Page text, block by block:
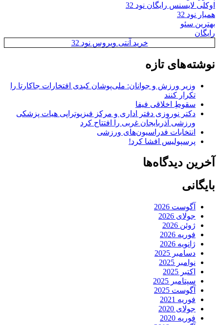
اوکلی لایسنس رایگان نود 32
همیار نود 32
بهترین سئو
رایگان
خرید آنتی ویروس نود 32
نوشته‌های تازه
وزیر ورزش و جوانان: ملی‌پوشان کبدی افتخارات جاکارتا را
تکرار کنند
سقوطِ اخلاقی فیفا
دکتر نوروزی دفتر اداری و مرکز فیزیوتراپی هیات پزشکی
ورزشی آذربایجان غربی را افتتاح کرد
انتخابات فدراسیون‌های ورزشی
پرسپولیس افشا کرد!
آخرین دیدگاه‌ها
بایگانی
آگوست 2026
جولای 2026
ژوئن 2026
فوریه 2026
ژانویه 2026
دسامبر 2025
نوامبر 2025
اکتبر 2025
سپتامبر 2025
آگوست 2025
فوریه 2021
جولای 2020
فوریه 2020